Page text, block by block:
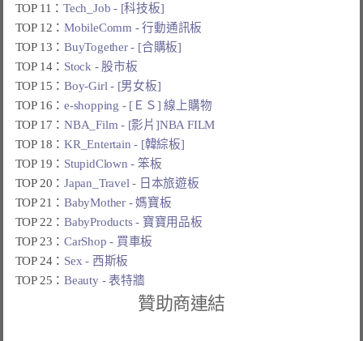
TOP 11：Tech_Job - [科技板]
TOP 12：MobileComm - 行動通訊板
TOP 13：BuyTogether - [合購板]
TOP 14： Stock - 股市板
TOP 15：Boy-Girl - [男女板]
TOP 16：e-shopping - [ＥＳ] 線上購物
TOP 17：NBA_Film - [影片]NBA FILM
TOP 18：KR_Entertain - [韓綜板]
TOP 19： StupidClown - 笨板
TOP 20：Japan_Travel - 日本旅遊板
TOP 21：BabyMother - 媽寶板
TOP 22：BabyProducts - 寶寶用品板
TOP 23：CarShop - 買車板
TOP 24： Sex - 西斯板
TOP 25：Beauty - 表特牆
贊助商連結